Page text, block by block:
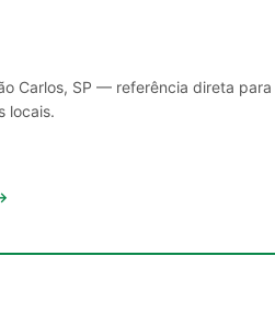
Carlos, SP — referência direta para
locais.